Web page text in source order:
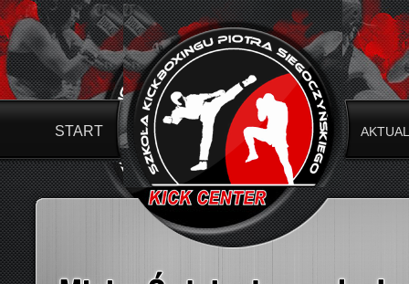
START